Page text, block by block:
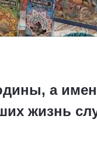
а
жизнь